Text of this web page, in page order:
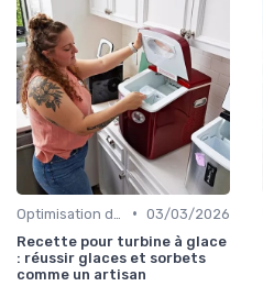
• 03/03/2026
Recette pour turbine à glace
: réussir glaces et sorbets
comme un artisan